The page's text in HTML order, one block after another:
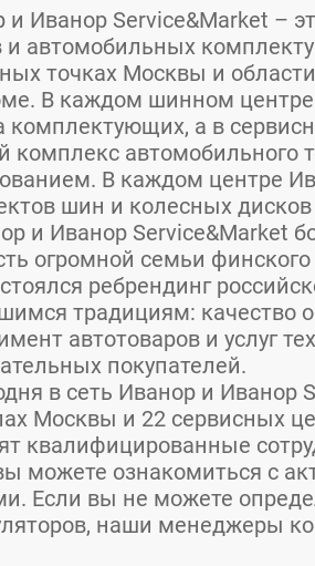
и Иванор Service&Market –
и автомобильных
точках Москвы и
В каждом шинном
комплектующих, а в
комплекс автомобильного
В каждом центре
шин и колесных дисков
и Иванор Service&Market
огромной семьи
ребрендинг
традициям: качество
автотоваров и услуг
покупателей.
в сеть Иванор и
Москвы и 22 сервисных
квалифицированные
можете ознакомиться с
Если вы не можете
наши менеджеры